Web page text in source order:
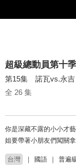
超級總動員第十季
第15集 諾瓦vs.永吉
全 26 集
你是深藏不露的小小才
姐要帶著小朋友們闖關
台灣 國語 普遍